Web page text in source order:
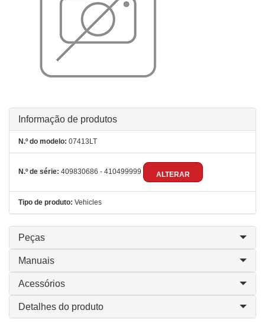
Informação de produtos
N.º do modelo: 07413LT
N.º de série: 409830686 - 410499999 ALTERAR
Tipo de produto: Vehicles
Peças
Manuais
Acessórios
Detalhes do produto